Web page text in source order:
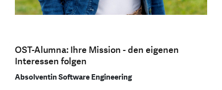
OST-Alumna: Ihre Mission - den eigenen
Interessen folgen
Absolventin Software Engineering